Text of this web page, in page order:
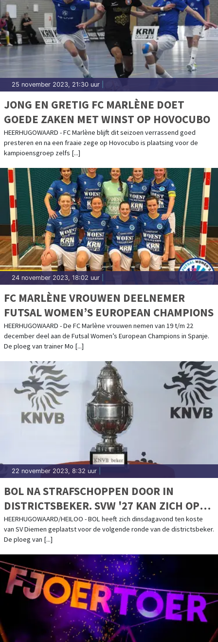
25 november 2023, 21:30 uur
JONG EN GRETIG FC MARLÈNE DOET
GOEDE ZAKEN MET WINST OP HOVOCUBO
HEERHUGOWAARD - FC Marlène blijft dit seizoen verrassend goed
presteren en na een fraaie zege op Hovocubo is plaatsing voor de
kampioensgroep zelfs [...]
24 november 2023, 18:02 uur
FC MARLÈNE VROUWEN DEELNEMER
FUTSAL WOMEN’S EUROPEAN CHAMPIONS
HEERHUGOWAARD - De FC Marlène vrouwen nemen van 19 t/m 22
december deel aan de Futsal Women’s European Champions in Spanje.
De ploeg van trainer Mo [...]
22 november 2023, 8:32 uur
BOL NA STRAFSCHOPPEN DOOR IN
DISTRICTSBEKER. SVW '27 KAN ZICH OP
COMPETITIE RICHTEN
HEERHUGOWAARD/HEILOO - BOL heeft zich dinsdagavond ten koste
van SV Diemen geplaatst voor de volgende ronde van de districtsbeker.
De ploeg van [...]